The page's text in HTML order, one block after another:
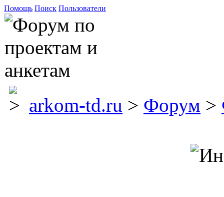
Помощь Поиск Пользователи
arkom-td.ru > Форум >